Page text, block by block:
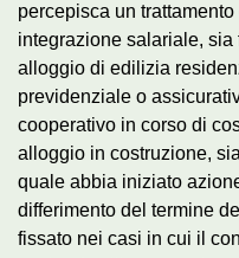
percepisca un
integrazione salariale,
alloggio di edilizia
previdenziale o
cooperativo in corso di
alloggio in costruzione,
quale abbia iniziato
differimento del termine
fissato nei casi in cui il